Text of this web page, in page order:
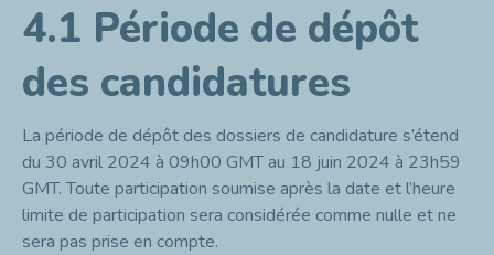
4.1 Période de dépôt
des candidatures
La période de dépôt des dossiers de candidature s’étend
du 30 avril 2024 à 09h00 GMT au 18 juin 2024 à 23h59
GMT. Toute participation soumise après la date et l’heure
limite de participation sera considérée comme nulle et ne
sera pas prise en compte.